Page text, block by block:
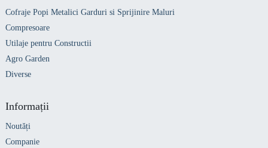
Cofraje Popi Metalici Garduri si Sprijinire Maluri
Compresoare
Utilaje pentru Constructii
Agro Garden
Diverse
Informații
Noutăți
Companie